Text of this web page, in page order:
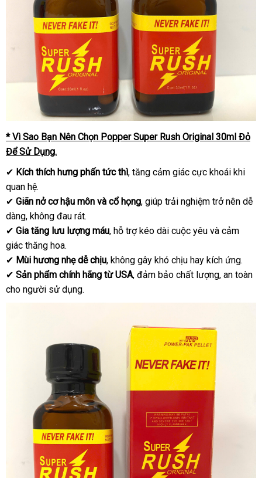
* Vì Sao Bạn Nên Chọn Popper Super Rush Original 30ml Đỏ
Để Sử Dụng.
✔ Kích thích hưng phấn tức thì, tăng cảm giác cực khoái khi
quan hệ.
✔ Giãn nở cơ hậu môn và cổ họng, giúp trải nghiệm trở nên dễ
dàng, không đau rát.
✔ Gia tăng lưu lượng máu, hỗ trợ kéo dài cuộc yêu và cảm
giác thăng hoa.
✔ Mùi hương nhẹ dễ chịu, không gây khó chịu hay kích ứng.
✔ Sản phẩm chính hãng từ USA, đảm bảo chất lượng, an toàn
cho người sử dụng.